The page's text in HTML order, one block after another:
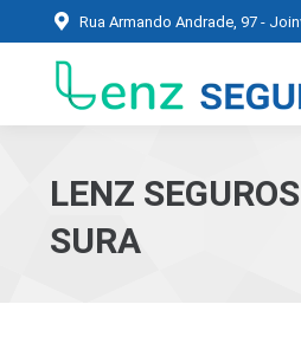
Rua Armando Andrade, 97 -
LENZ
SURA